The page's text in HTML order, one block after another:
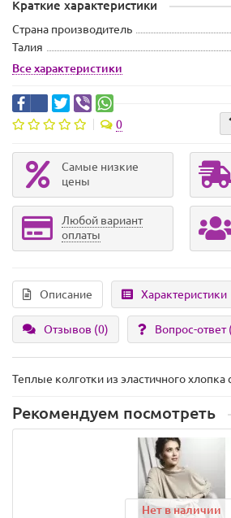
Краткие характеристики
Страна производитель
Талия
Все характеристики
0
Самые низкие
цены
Любой вариант
оплаты
Описание Характеристики
Отзывов (0) Вопрос-ответ
Теплые колготки из эластичного хлопка
Рекомендуем посмотреть
Нет в наличии